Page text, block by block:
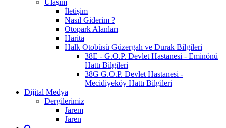
İletişim
Nasıl Giderim ?
Otopark Alanları
Harita
Halk Otobüsü Güzergah ve Durak Bilgileri
38E - G.O.P. Devlet Hastanesi - Eminönü
Hattı Bilgileri
38G G.O.P. Devlet Hastanesi -
Mecidiyeköy Hattı Bilgileri
Dijital Medya
Dergilerimiz
Jarem
Jaren